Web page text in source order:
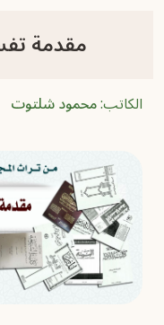
مقدمة
الكاتب:محمود شلتوت